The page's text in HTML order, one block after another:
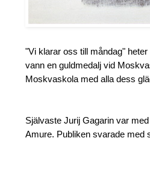
"Vi klarar oss till måndag"
vann en guldmedalj vid
Moskvaskola med alla dess
Självaste Jurij Gagarin var
Amure. Publiken svarade med